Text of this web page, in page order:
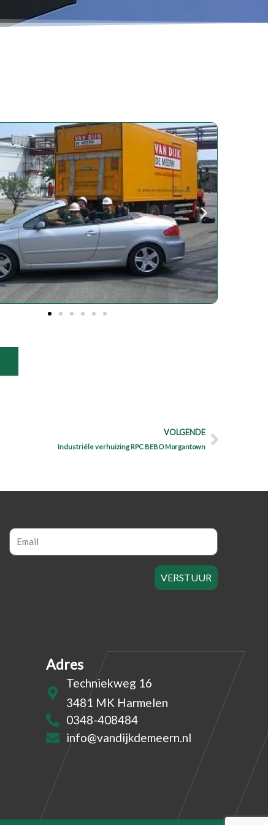
VOLGENDE
Industriële verhuizing RPC BEBO Morgantown
Next
Email
VERSTUUR
Adres
Techniekweg 16
3481 MK Harmelen
0348-408484
info@vandijkdemeern.nl